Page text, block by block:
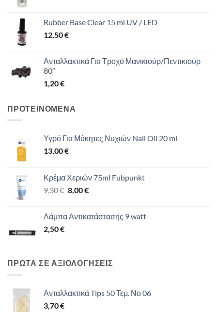
Rubber Base Clear 15 ml UV / LED
12,50€
Ανταλλακτικά Για Τροχό Μανικιούρ/Πεντικιούρ
80″
1,20€
ΠΡΟΤΕΙΝΟΜΕΝΑ
Υγρό Για Μύκητες Νυχιών Nail Oil 20 ml
13,00€
Κρέμα Χεριών 75ml Fubpunkt
9,30€ Original
9,30 €.
8,00€Η
είναι:
Λάμπα Αντικατάστασης 9 watt
2,50€
ΠΡΩΤΑ ΣΕ ΑΞΙΟΛΟΓΗΣΕΙΣ
Ανταλλακτικά Tips 50 Τεμ. Νο 06
3,70€